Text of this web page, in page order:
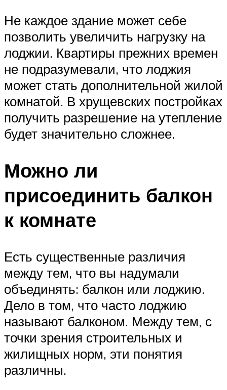
Не каждое здание может себе
позволить увеличить нагрузку на
лоджии. Квартиры прежних времен
не подразумевали, что лоджия
может стать дополнительной жилой
комнатой. В хрущевских постройках
получить разрешение на утепление
будет значительно сложнее.
Можно ли
присоединить балкон
к комнате
Есть существенные различия
между тем, что вы надумали
объединять: балкон или лоджию.
Дело в том, что часто лоджию
называют балконом. Между тем, с
точки зрения строительных и
жилищных норм, эти понятия
различны.